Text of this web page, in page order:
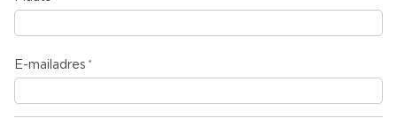
E-mailadres